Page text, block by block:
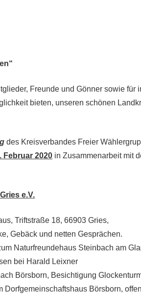
Freunde und Gönner sowie für
bieten, unseren schönen
des Kreisverbandes Freier
Februar 2020 in Zusammenarbeit mit
e.V.
Triftstraße 18, 66903 Gries,
Gebäck und netten Gesprächen.
Naturfreundehaus Steinbach am
bei Harald Leixner
Börsborn, Besichtigung
Dorfgemeinschaftshaus Börsborn,